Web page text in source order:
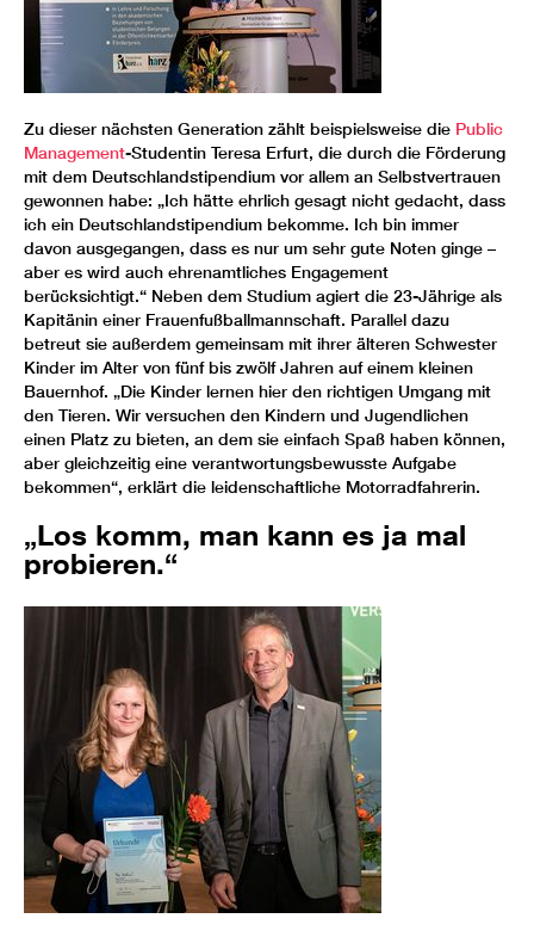
Zu dieser nächsten Generation zählt beispielsweise die Public
Management-Studentin Teresa Erfurt, die durch die Förderung
mit dem Deutschlandstipendium vor allem an Selbstvertrauen
gewonnen habe: „Ich hätte ehrlich gesagt nicht gedacht, dass
ich ein Deutschlandstipendium bekomme. Ich bin immer
davon ausgegangen, dass es nur um sehr gute Noten ginge –
aber es wird auch ehrenamtliches Engagement
berücksichtigt.“ Neben dem Studium agiert die 23-Jährige als
Kapitänin einer Frauenfußballmannschaft. Parallel dazu
betreut sie außerdem gemeinsam mit ihrer älteren Schwester
Kinder im Alter von fünf bis zwölf Jahren auf einem kleinen
Bauernhof. „Die Kinder lernen hier den richtigen Umgang mit
den Tieren. Wir versuchen den Kindern und Jugendlichen
einen Platz zu bieten, an dem sie einfach Spaß haben können,
aber gleichzeitig eine verantwortungsbewusste Aufgabe
bekommen“, erklärt die leidenschaftliche Motorradfahrerin.
„Los komm, man kann es ja mal
probieren.“